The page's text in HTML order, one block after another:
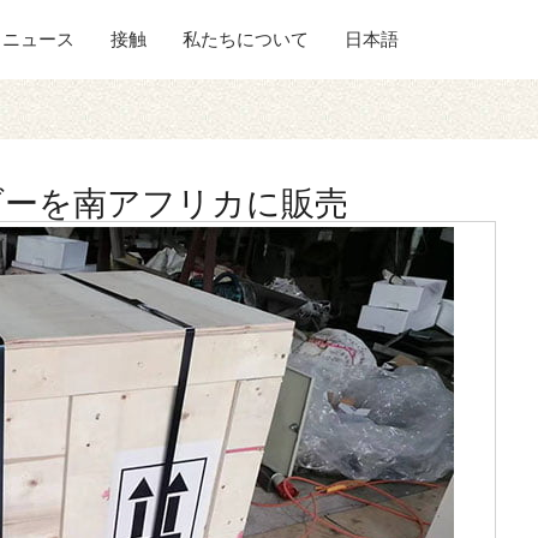
ニュース 接触 私たちについて 日本語
を南アフリカに販売